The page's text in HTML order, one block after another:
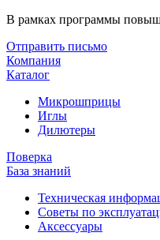
В рамках программы
Отправить письмо
Компания
Каталог
Микрошприцы
Иглы
Дилютеры
Поверка
База знаний
Техническая
Советы по
Аксессуары